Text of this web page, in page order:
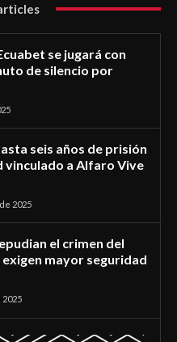
se jugará con
de silencio por
seis años de prisión
vinculado a Alfaro Vive
2025
el crimen del
mayor seguridad